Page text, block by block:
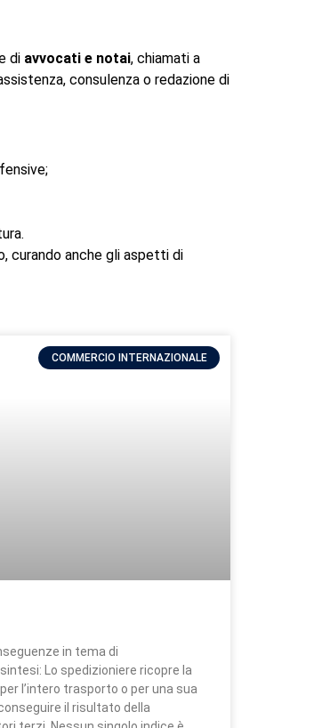
di avvocati e notai, chiamati a
consulenza o redazione di
curando anche gli aspetti di
COMMERCIO INTERNAZIONALE
in tema di
Lo spedizioniere ricopre la
l’intero trasporto o per una sua
il risultato della